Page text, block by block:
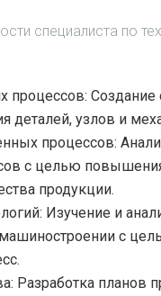
специалиста по
процессов: Создание
деталей, узлов и
процессов:
с целью
продукции.
Изучение и
с
Разработка планов